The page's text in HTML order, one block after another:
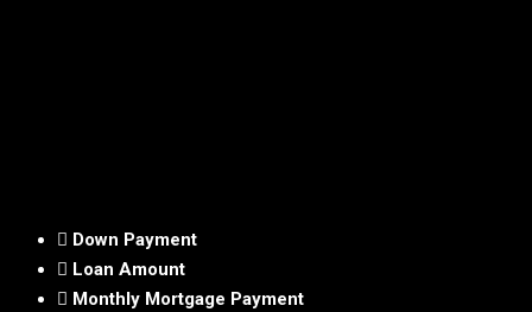
Down Payment
Loan Amount
Monthly Mortgage Payment